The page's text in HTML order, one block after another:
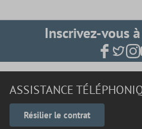
Inscrivez-vous
ASSISTANCE
Résilier le contrat